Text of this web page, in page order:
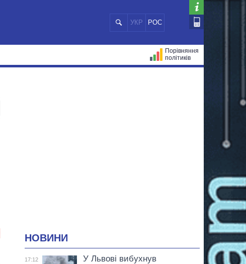
УКР РОС
Порівняння
політиків
НОВИНИ
17:12
У Львові вибухнув